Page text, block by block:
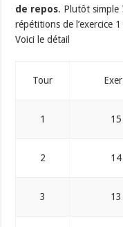
de repos. Plutôt simple
répétitions de l’exercice
Voici le détail
Tour
1
2
3